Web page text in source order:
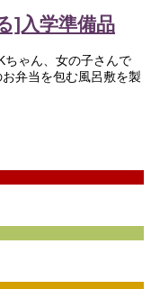
]入学準備品
ゃん、女の子さんで
弁当を包む風呂敷を製